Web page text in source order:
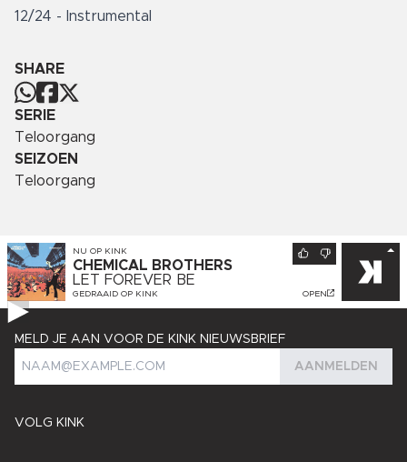
12/24 - Instrumental
SHARE
SERIE
Teloorgang
SEIZOEN
Teloorgang
NU OP KINK
CHEMICAL BROTHERS
LET FOREVER BE
GEDRAAID OP KINK OPEN
VOLG KINK
MELD JE AAN VOOR DE KINK NIEUWSBRIEF
AANMELDEN